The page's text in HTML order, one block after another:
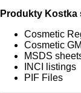
Produkty Kostka
Cosmetic
Cosmetic
MSDS
INCI listings
PIF Files